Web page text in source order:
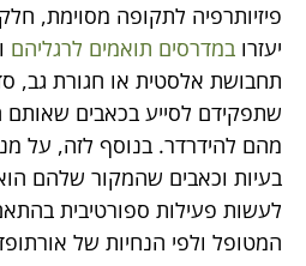
פיזיותרפיה לתקופה מסוימת,
יעזרובמדרסים תואמים לרגליהם
תחבושת אלסטית או חגורת גב, סד
שתפקידם לסייע בכאבים שאותם
מהם להידרדר. בנוסף לזה, על
בעיות וכאבים שהמקור שלהם
לעשות פעילות ספורטיבית
המטופל ולפי הנחיות של